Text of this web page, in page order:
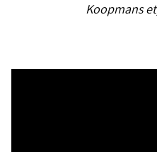
התמודדות טובה יותר (Koopmans et